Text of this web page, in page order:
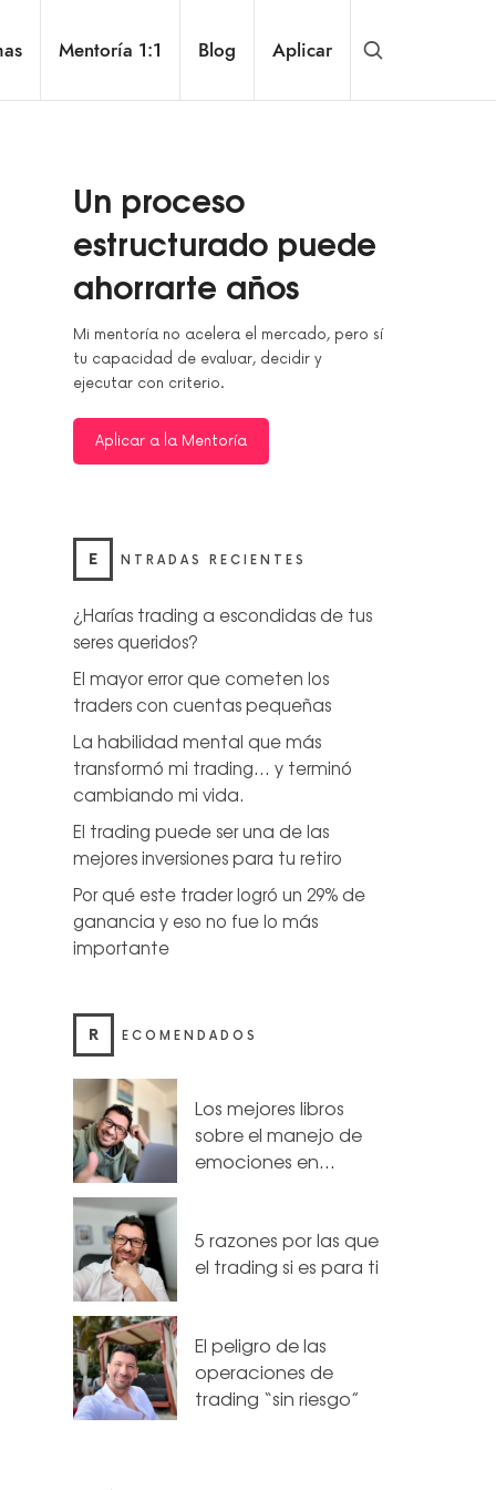
Mentoría 1:1 Blog Aplicar
Un proceso
estructurado puede
ahorrarte años
Mi mentoría no acelera el mercado, pero sí
tu capacidad de evaluar, decidir y
ejecutar con criterio.
Aplicar a la Mentoría
E NTRADAS RECIENTES
¿Harías trading a escondidas de tus
seres queridos?
El mayor error que cometen los
traders con cuentas pequeñas
La habilidad mental que más
transformó mi trading… y terminó
cambiando mi vida.
El trading puede ser una de las
mejores inversiones para tu retiro
Por qué este trader logró un 29% de
ganancia y eso no fue lo más
importante
R ECOMENDADOS
Los mejores libros
sobre el manejo de
emociones en…
5 razones por las que
el trading si es para ti
El peligro de las
operaciones de
trading “sin riesgo”